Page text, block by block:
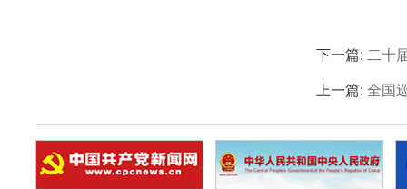
下一篇: 二十
上一篇: 全国